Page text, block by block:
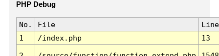
PHP Debug
No. File
Line
1
/index.php 13